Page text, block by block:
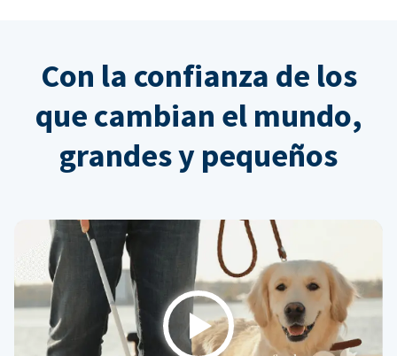
Con la confianza de los
que cambian el mundo,
grandes y pequeños
Play